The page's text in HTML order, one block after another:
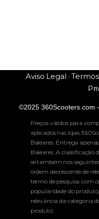
Aviso Legal ·
©2025 360Scooters.com
Preços válidos para
aplicados nas lojas
Baleares. Entrega
Baleares. A classificação
se também nos
ordem decrescente de
termo de pesquisa com
popularidade do
relevância da categoria
produto.